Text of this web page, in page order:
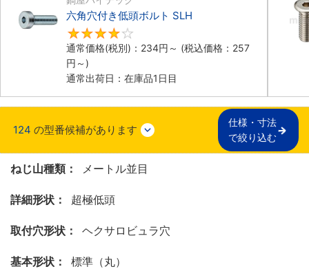
六角穴付き低頭ボルト SLH
通常価格(税別)： 234円 ～ (税込価格： 257
円 ～)
通常出荷日：在庫品1日目
124 の型番候補があります
仕様・寸法
で絞り込む
ねじ山種類： メートル並目
詳細形状： 超極低頭
取付穴形状： ヘクサロビュラ穴
基本形状： 標準（丸）